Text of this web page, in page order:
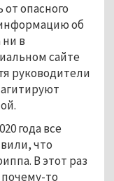
от опасного
об
в
сайте
руководители
года все
что
В этот раз
то